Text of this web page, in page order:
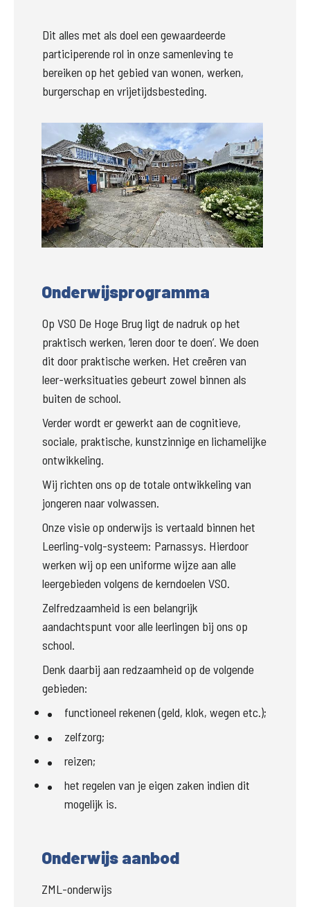
Dit alles met als doel een gewaardeerde
participerende rol in onze samenleving te
bereiken op het gebied van wonen, werken,
burgerschap en vrijetijdsbesteding.
Onderwijsprogramma
Op VSO De Hoge Brug ligt de nadruk op het
praktisch werken, ‘leren door te doen’. We doen
dit door praktische werken. Het creëren van
leer-werksituaties gebeurt zowel binnen als
buiten de school.
Verder wordt er gewerkt aan de cognitieve,
sociale, praktische, kunstzinnige en lichamelijke
ontwikkeling.
Wij richten ons op de totale ontwikkeling van
jongeren naar volwassen.
Onze visie op onderwijs is vertaald binnen het
Leerling-volg-systeem: Parnassys. Hierdoor
werken wij op een uniforme wijze aan alle
leergebieden volgens de kerndoelen VSO.
Zelfredzaamheid is een belangrijk
aandachtspunt voor alle leerlingen bij ons op
school.
Denk daarbij aan redzaamheid op de volgende
gebieden:
zelfzorg;
reizen;
het regelen van je eigen zaken indien dit
mogelijk is.
Onderwijs aanbod
ZML-onderwijs